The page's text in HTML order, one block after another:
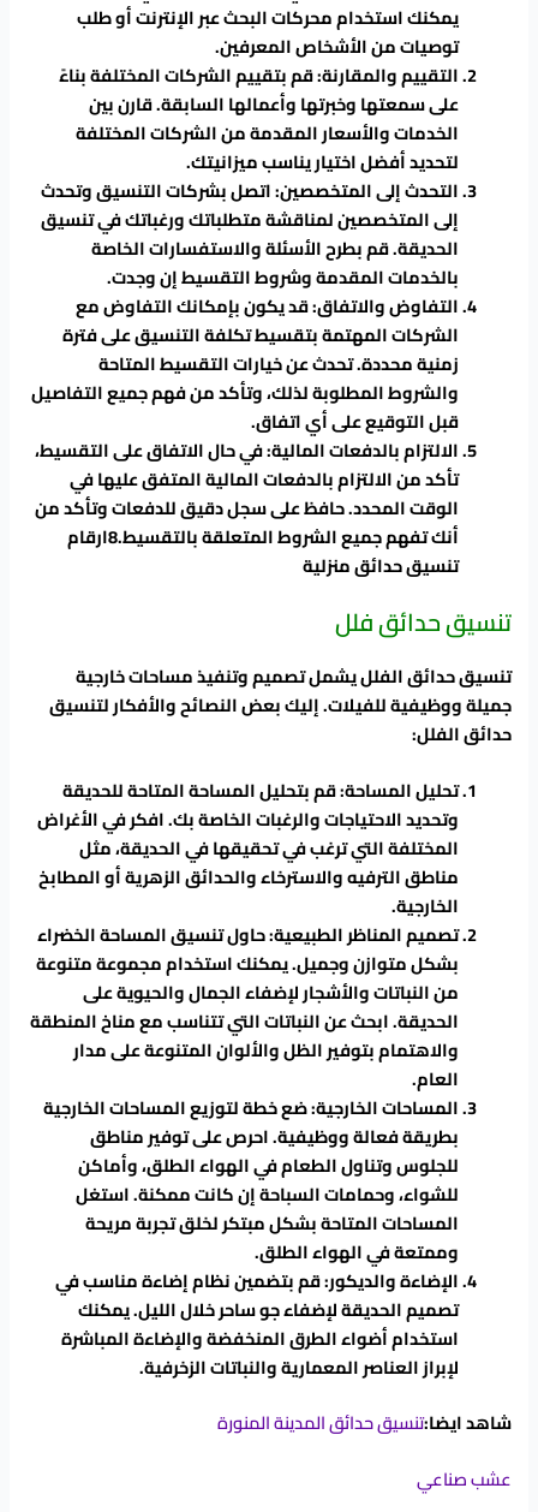
يمكنك استخدام محركات البحث عبر الإنترنت أو طلب
توصيات من الأشخاص المعرفين.
التقييم والمقارنة: قم بتقييم الشركات المختلفة بناءً
على سمعتها وخبرتها وأعمالها السابقة. قارن بين
الخدمات والأسعار المقدمة من الشركات المختلفة
لتحديد أفضل اختيار يناسب ميزانيتك.
التحدث إلى المتخصصين: اتصل بشركات التنسيق وتحدث
إلى المتخصصين لمناقشة متطلباتك ورغباتك في تنسيق
الحديقة. قم بطرح الأسئلة والاستفسارات الخاصة
بالخدمات المقدمة وشروط التقسيط إن وجدت.
التفاوض والاتفاق: قد يكون بإمكانك التفاوض مع
الشركات المهتمة بتقسيط تكلفة التنسيق على فترة
زمنية محددة. تحدث عن خيارات التقسيط المتاحة
والشروط المطلوبة لذلك، وتأكد من فهم جميع التفاصيل
قبل التوقيع على أي اتفاق.
الالتزام بالدفعات المالية: في حال الاتفاق على التقسيط،
تأكد من الالتزام بالدفعات المالية المتفق عليها في
الوقت المحدد. حافظ على سجل دقيق للدفعات وتأكد من
أنك تفهم جميع الشروط المتعلقة بالتقسيط.8ارقام
تنسيق حدائق منزلية
تنسيق حدائق فلل
تنسيق حدائق الفلل يشمل تصميم وتنفيذ مساحات خارجية
جميلة ووظيفية للفيلات. إليك بعض النصائح والأفكار لتنسيق
حدائق الفلل:
تحليل المساحة: قم بتحليل المساحة المتاحة للحديقة
وتحديد الاحتياجات والرغبات الخاصة بك. افكر في الأغراض
المختلفة التي ترغب في تحقيقها في الحديقة، مثل
مناطق الترفيه والاسترخاء والحدائق الزهرية أو المطابخ
الخارجية.
تصميم المناظر الطبيعية: حاول تنسيق المساحة الخضراء
بشكل متوازن وجميل. يمكنك استخدام مجموعة متنوعة
من النباتات والأشجار لإضفاء الجمال والحيوية على
الحديقة. ابحث عن النباتات التي تتناسب مع مناخ المنطقة
والاهتمام بتوفير الظل والألوان المتنوعة على مدار
العام.
المساحات الخارجية: ضع خطة لتوزيع المساحات الخارجية
بطريقة فعالة ووظيفية. احرص على توفير مناطق
للجلوس وتناول الطعام في الهواء الطلق، وأماكن
للشواء، وحمامات السباحة إن كانت ممكنة. استغل
المساحات المتاحة بشكل مبتكر لخلق تجربة مريحة
وممتعة في الهواء الطلق.
الإضاءة والديكور: قم بتضمين نظام إضاءة مناسب في
تصميم الحديقة لإضفاء جو ساحر خلال الليل. يمكنك
استخدام أضواء الطرق المنخفضة والإضاءة المباشرة
لإبراز العناصر المعمارية والنباتات الزخرفية.
شاهد ايضا:تنسيق حدائق المدينة المنورة
عشب صناعي